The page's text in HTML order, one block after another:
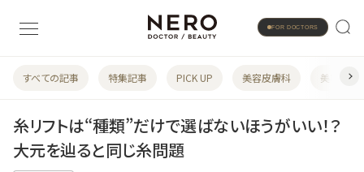
FOR DOCTORS
すべての記事 特集記事 PICK UP 美容皮膚科 美容婦人
糸リフトは“種類”だけで選ばないほうがいい！？
大元を辿ると同じ糸問題